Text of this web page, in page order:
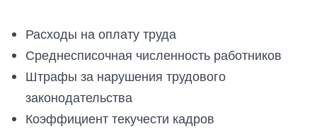
Расходы на оплату труда
Среднесписочная численность работников
Штрафы за нарушения трудового
законодательства
Коэффициент текучести кадров